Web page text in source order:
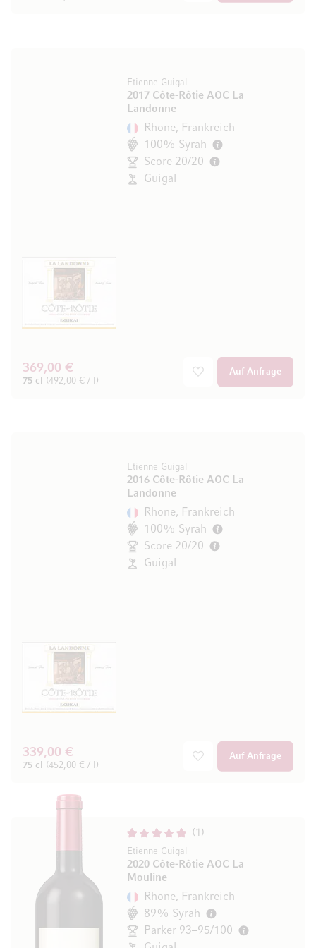
Etienne Guigal
2017 Côte-Rôtie AOC La
Landonne
Rhone, Frankreich
100% Syrah
Score 20/20
Guigal
369,00 €
75 cl (492,00 € / l)
Auf Anfrage
Etienne Guigal
2016 Côte-Rôtie AOC La
Landonne
Rhone, Frankreich
100% Syrah
Score 20/20
Guigal
339,00 €
75 cl (452,00 € / l)
Auf Anfrage
1
Etienne Guigal
2020 Côte-Rôtie AOC La
Mouline
Rhone, Frankreich
89% Syrah
Parker 93–95/100